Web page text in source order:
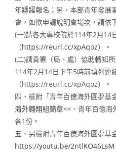
年踴躍報名；另，本部青年發展
會，如欲申請說明會場次，請依
(一)請各大專校院於114年2月14
（https://reurl.cc/xpAqoz）。
(二)請貴署（局、處）協助轉知
114年2月14日下午5時前填列連
（https://reurl.cc/xpAqoz）。
四、檢附「青年百億海外圓夢基
海外翱翔組簡章<< 、青年百億
各1份。
五、另檢附青年百億海外圓夢基
https://youtu.be/2ntlKO46LsM